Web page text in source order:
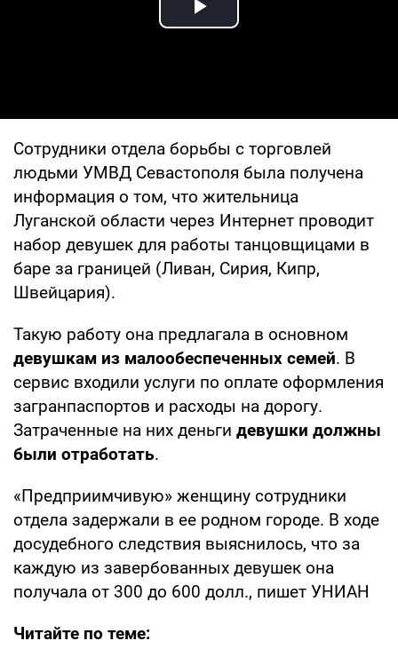
Play Video
Сотрудники отдела борьбы с торговлей
людьми УМВД Севастополя была получена
информация о том, что жительница
Луганской области через Интернет проводит
набор девушек для работы танцовщицами в
баре за границей (Ливан, Сирия, Кипр,
Швейцария).
Такую работу она предлагала в основном
девушкам из малообеспеченных семей. В
сервис входили услуги по оплате оформления
загранпаспортов и расходы на дорогу.
Затраченные на них деньги девушки должны
были отработать.
«Предприимчивую» женщину сотрудники
отдела задержали в ее родном городе. В ходе
досудебного следствия выяснилось, что за
каждую из завербованных девушек она
получала от 300 до 600 долл., пишет УНИАН
Читайте по теме: